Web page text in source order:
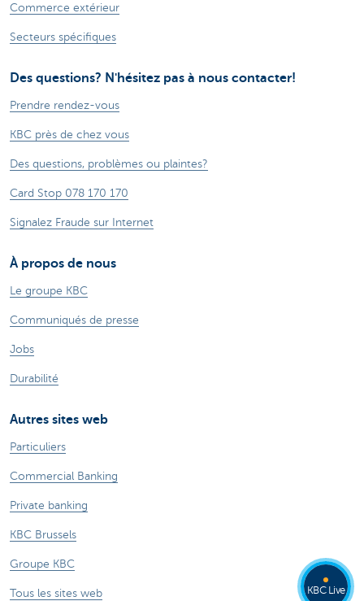
Commerce extérieur
Secteurs spécifiques
Des questions? N'hésitez pas à nous contacter!
Prendre rendez-vous
KBC près de chez vous
Des questions, problèmes ou plaintes?
Card Stop 078 170 170
Signalez Fraude sur Internet
À propos de nous
Le groupe KBC
Communiqués de presse
Jobs
Durabilité
Autres sites web
Particuliers
Commercial Banking
Private banking
KBC Brussels
Groupe KBC
Tous les sites web KBC Live